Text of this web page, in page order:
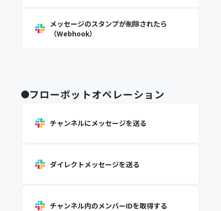
メッセージのスタンプが削除されたら
（Webhook）
フローボットオペレーション
チャンネルにメッセージを送る
ダイレクトメッセージを送る
チャンネル内のメンバーIDを取得する